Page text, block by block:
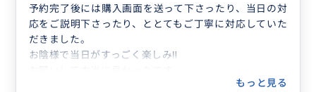
予約完了後には購入画面を送って下さったり、当日の対
応をご説明下さったり、ととてもご丁寧に対応していた
だきました。
お陰様で当日がすっごく楽しみ‼️
もっと見る